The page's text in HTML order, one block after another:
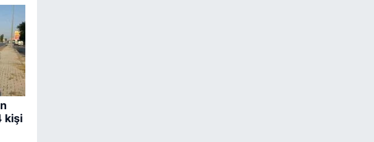
kişi